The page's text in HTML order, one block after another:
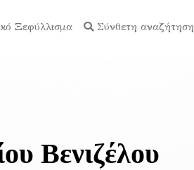
Ξεφύλλισμα Σύνθετη αναζήτηση
Βενιζέλου